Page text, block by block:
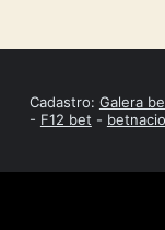
Cadastro: Galera
- F12 bet -